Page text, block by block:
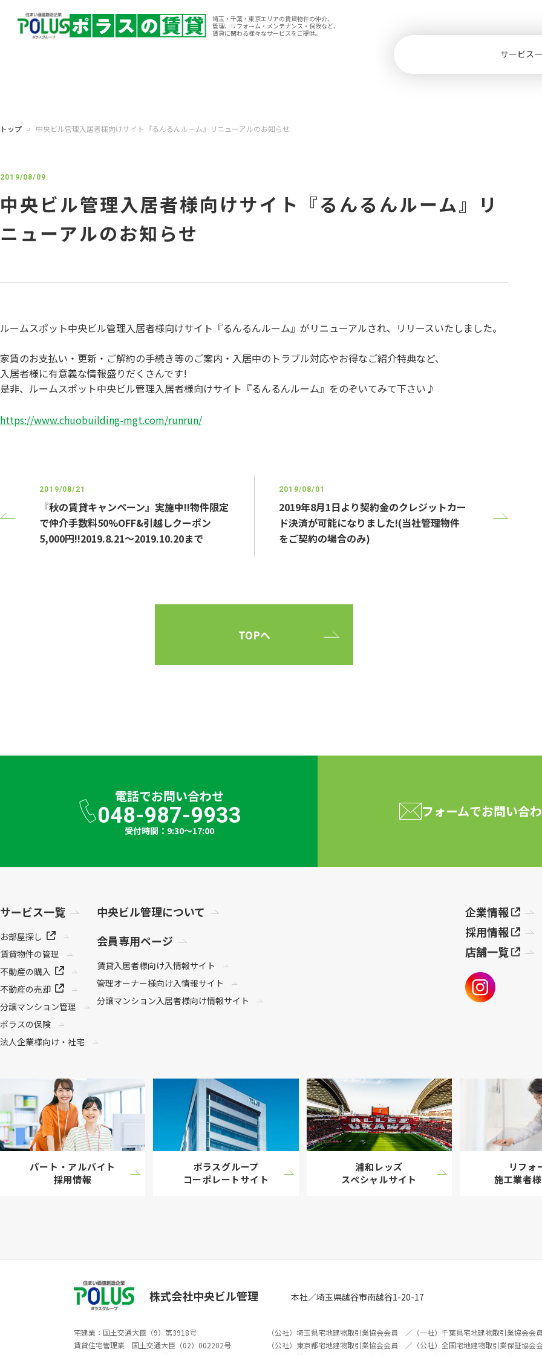
埼玉・千葉・東京エリアの賃貸物件の仲介、
管理、リフォーム・メンテナンス・保険など、
賃貸に関わる様々なサービスをご提供。
サービス
トップ 中央ビル管理入居者様向けサイト『るんるんルーム』リニューアルのお知らせ
2019/08/09
中央ビル管理入居者様向けサイト『るんるんルーム』リ
ニューアルのお知らせ
ルームスポット中央ビル管理入居者様向けサイト『るんるんルーム』がリニューアルされ、リリースいたしました。
家賃のお支払い・更新・ご解約の手続き等のご案内・入居中のトラブル対応やお得なご紹介特典など、
入居者様に有意義な情報盛りだくさんです!
是非、ルームスポット中央ビル管理入居者様向けサイト『るんるんルーム』をのぞいてみて下さい♪
https://www.chuobuilding-mgt.com/runrun/
2019/08/21
『秋の賃貸キャンペーン』実施中!!物件限定
で仲介手数料50%OFF&引越しクーポン
5,000円!!2019.8.21～2019.10.20まで
2019/08/01
2019年8月1日より契約金のクレジットカー
ド決済が可能になりました!(当社管理物件
をご契約の場合のみ)
TOPへ
電話でお問い合わせ
048-987-9933
受付時間：9:30～17:00
フォームでお問い合
サービス一覧
お部屋探し
賃貸物件の管理
不動産の購入
不動産の売却
分譲マンション管理
ポラスの保険
法人企業様向け・社宅
中央ビル管理について
会員専用ページ
賃貸入居者様向け入情報サイト
管理オーナー様向け入情報サイト
分譲マンション入居者様向け情報サイト
企業情報
採用情報
店舗一覧
パート・アルバイト
採用情報
ポラスグループ
コーポレートサイト
浦和レッズ
スペシャルサイト
リフォ
施工業者様
株式会社中央ビル管理 本社／埼玉県越谷市南越谷1-20-17
宅建業：国土交通大臣（9）第3918号
賃貸住宅管理業 国土交通大臣（02）002202号
（公社）埼玉県宅地建物取引業協会会員 ／（一社）千葉県宅地建物取引業協会会
（公社）東京都宅地建物取引業協会会員 ／（公社）全国宅地建物取引業保証協会